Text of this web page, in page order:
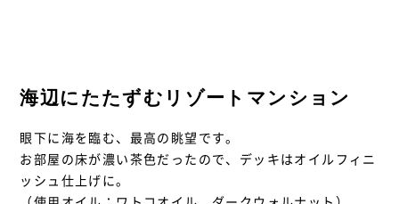
海辺にたたずむリゾートマンション
眼下に海を臨む、最高の眺望です。
お部屋の床が濃い茶色だったので、デッキはオイルフィニ
ッシュ仕上げに。